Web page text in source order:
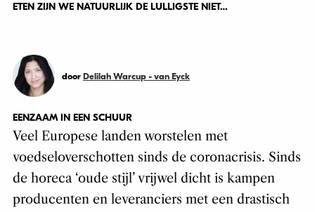
ETEN ZIJN WE NATUURLIJK DE LULLIGSTE NIET…
door Delilah Warcup - van Eyck
EENZAAM IN EEN SCHUUR
Veel Europese landen worstelen met
voedseloverschotten sinds de coronacrisis. Sinds
de horeca ‘oude stijl’ vrijwel dicht is kampen
producenten en leveranciers met een drastisch